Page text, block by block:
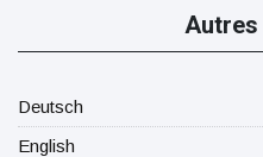
Autres
Deutsch
English